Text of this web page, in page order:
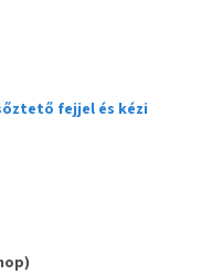
fejjel és kézi